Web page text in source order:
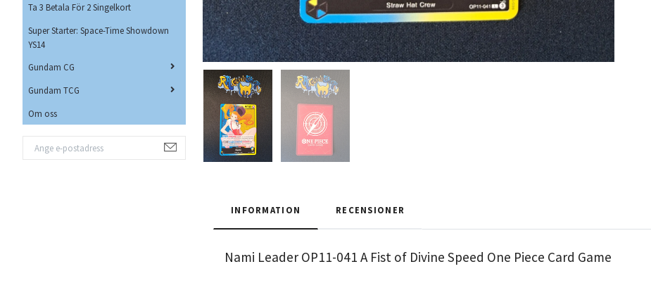
Ta 3 Betala För 2 Singelkort
Super Starter: Space-Time Showdown
YS14
Gundam CG
Gundam TCG
Om oss
INFORMATION RECENSIONER
Nami Leader OP11-041 A Fist of Divine Speed One Piece Card Game